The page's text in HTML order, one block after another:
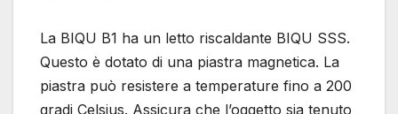
La BIQU B1 ha un letto riscaldante BIQU SSS.
Questo è dotato di una piastra magnetica. La
piastra può resistere a temperature fino a 200
gradi Celsius. Assicura che l’oggetto sia tenuto